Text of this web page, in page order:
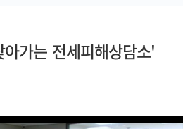
가는 전세피해상담소'